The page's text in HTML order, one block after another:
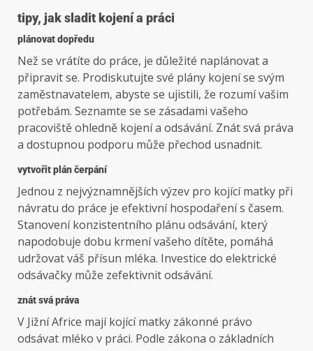
tipy, jak sladit kojení a práci
plánovat dopředu
Než se vrátíte do práce, je důležité naplánovat a
připravit se. Prodiskutujte své plány kojení se svým
zaměstnavatelem, abyste se ujistili, že rozumí vašim
potřebám. Seznamte se se zásadami vašeho
pracoviště ohledně kojení a odsávání. Znát svá práva
a dostupnou podporu může přechod usnadnit.
vytvořit plán čerpání
Jednou z nejvýznamnějších výzev pro kojící matky při
návratu do práce je efektivní hospodaření s časem.
Stanovení konzistentního plánu odsávání, který
napodobuje dobu krmení vašeho dítěte, pomáhá
udržovat váš přísun mléka. Investice do elektrické
odsávačky může zefektivnit odsávání.
znát svá práva
V Jižní Africe mají kojící matky zákonné právo
odsávat mléko v práci. Podle zákona o základních